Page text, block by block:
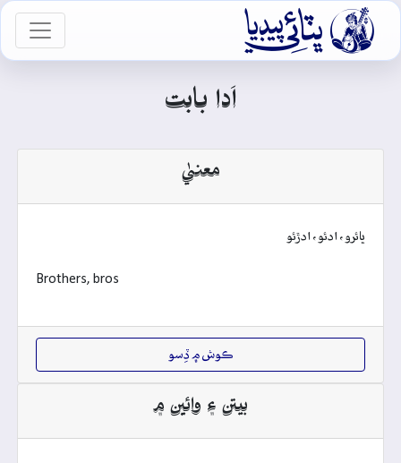

اَدا بابت
معنيٰ
ڀائرو، ادئو، ادڙئو
Brothers, bros
ڪوش ۾ ڏِسو
بيتن ۽ وائين ۾